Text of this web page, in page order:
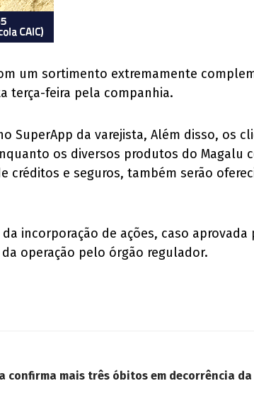
um sortimento extremamente
terça-feira pela companhia.
SuperApp da varejista, Além disso, os
os diversos produtos do Magalu
créditos e seguros, também serão
incorporação de ações, caso aprovada
operação pelo órgão regulador.
confirma mais três óbitos em decorrência da